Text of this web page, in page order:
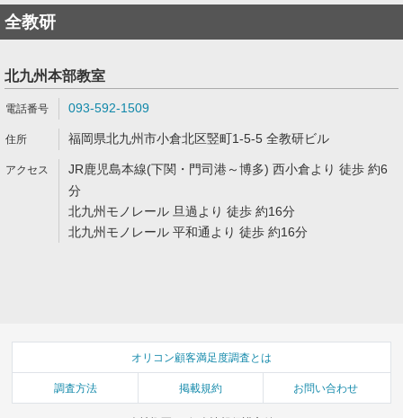
全教研
北九州本部教室
093-592-1509
福岡県北九州市小倉北区竪町1-5-5 全教研ビル
JR鹿児島本線(下関・門司港～博多) 西小倉より 徒歩 約6
分
北九州モノレール 旦過より 徒歩 約16分
北九州モノレール 平和通より 徒歩 約16分
オリコン顧客満足度調査とは
調査方法 掲載規約 お問い合わせ